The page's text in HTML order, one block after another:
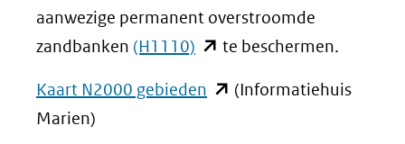
aanwezige permanent overstroomde
zandbanken (H1110) (opent
nieuw
te beschermen.
Kaart N2000 gebieden (opent(Informatiehuis
Marien)